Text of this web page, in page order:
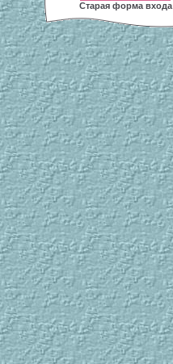
Старая форма входа